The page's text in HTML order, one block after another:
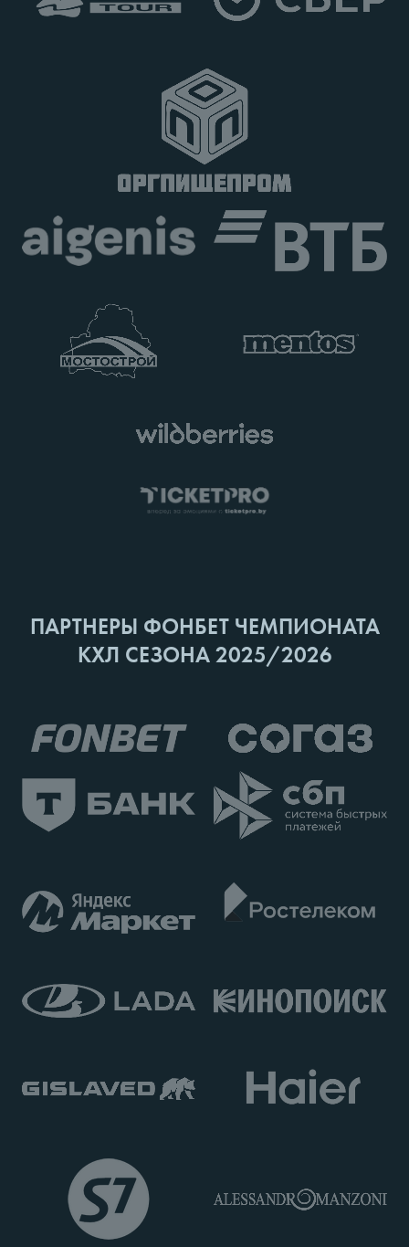
ПАРТНЕРЫ ФОНБЕТ ЧЕМПИОНАТА
КХЛ СЕЗОНА 2025/2026